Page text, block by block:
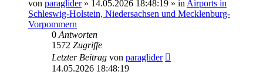
von paraglider» 14.05.2026 18:48:19 » in Airports in
Schleswig-Holstein, Niedersachsen und Mecklenburg-
Vorpommern
0 Antworten
1572 Zugriffe
Letzter Beitrag von paraglider
14.05.2026 18:48:19